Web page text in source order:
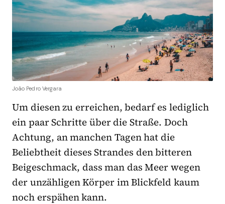
João Pedro Vergara
Um diesen zu erreichen, bedarf es lediglich
ein paar Schritte über die Straße. Doch
Achtung, an manchen Tagen hat die
Beliebtheit dieses Strandes den bitteren
Beigeschmack, dass man das Meer wegen
der unzähligen Körper im Blickfeld kaum
noch erspähen kann.